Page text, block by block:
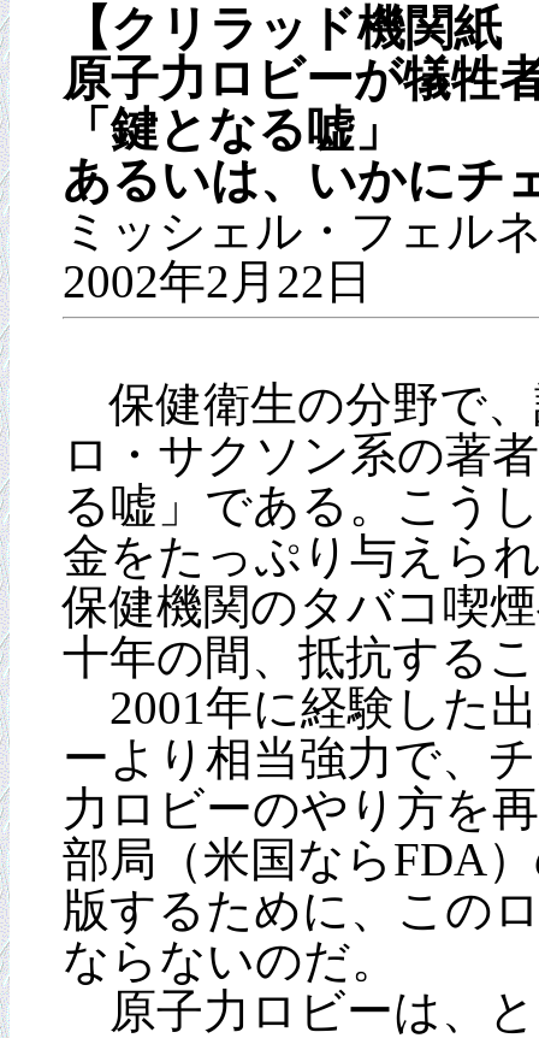
【クリラッド機関紙
原子力ロビーが犠牲
「鍵となる嘘」
あるいは、いかにチ
ミッシェル・フェル
2002年2月22日
保健衛生の分野で
ロ・サクソン系の著
る嘘」である。こう
金をたっぷり与えら
保健機関のタバコ喫
十年の間、抵抗する
2001年に経験した
ーより相当強力で、
力ロビーのやり方を
部局（米国ならFDA
版するために、この
ならないのだ。
原子力ロビーは、